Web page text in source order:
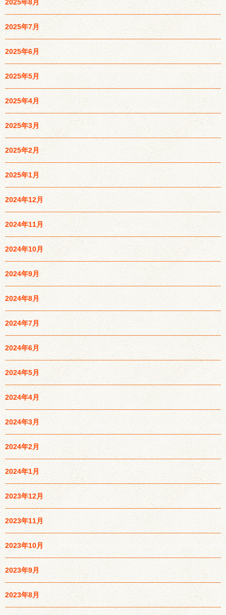
2025年8月
2025年7月
2025年6月
2025年5月
2025年4月
2025年3月
2025年2月
2025年1月
2024年12月
2024年11月
2024年10月
2024年9月
2024年8月
2024年7月
2024年6月
2024年5月
2024年4月
2024年3月
2024年2月
2024年1月
2023年12月
2023年11月
2023年10月
2023年9月
2023年8月